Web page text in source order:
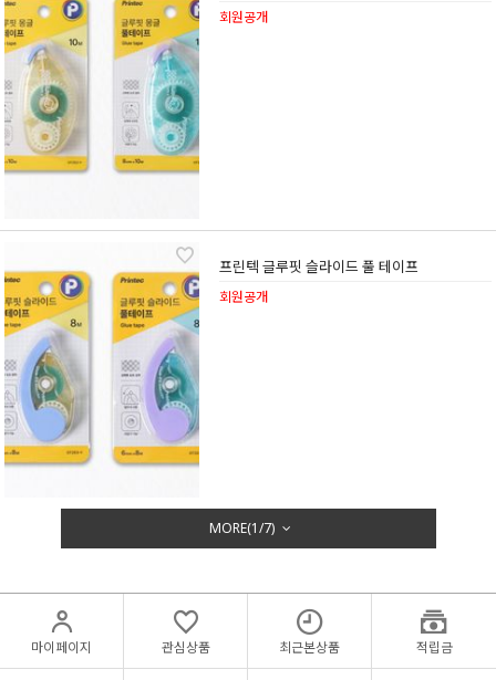
회원공개
프린텍 글루핏 슬라이드 풀 테이프
회원공개
MORE(1/7)
마이페이지 관심상품 최근본상품 적립금